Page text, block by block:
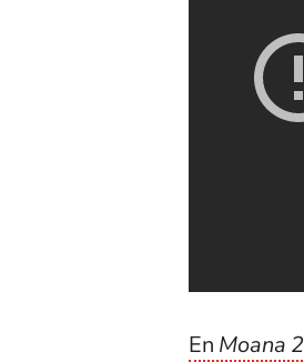
En Moana 2